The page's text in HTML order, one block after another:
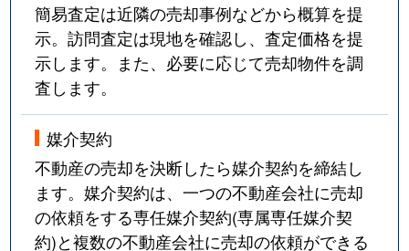
簡易査定は近隣の売却事例などから概算を提
示。訪問査定は現地を確認し、査定価格を提
示します。また、必要に応じて売却物件を調
査します。
媒介契約
不動産の売却を決断したら媒介契約を締結し
ます。媒介契約は、一つの不動産会社に売却
の依頼をする専任媒介契約(専属専任媒介契
約)と複数の不動産会社に売却の依頼ができる